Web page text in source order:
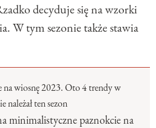
decyduje się na wzorki
W tym sezonie także stawia
wiosnę 2023. Oto 4 trendy w
ten sezon
minimalistyczne paznokcie na